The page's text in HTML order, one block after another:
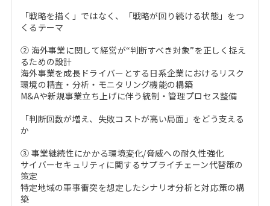
「戦略を描く」ではなく、「戦略が回り続ける状態」をつ
くるテーマ
② 海外事業に関して経営が“判断すべき対象”を正しく捉え
るための設計
海外事業を成長ドライバーとする日系企業におけるリスク
環境の精査・分析・モニタリング機能の構築
M&Aや新規事業立ち上げに伴う統制・管理プロセス整備
「判断回数が増え、失敗コストが高い局面」をどう支える
か
③ 事業継続性にかかる環境変化/脅威への耐久性強化
サイバーセキュリティに関するサプライチェーン代替策の
策定
特定地域の軍事衝突を想定したシナリオ分析と対応策の構
築